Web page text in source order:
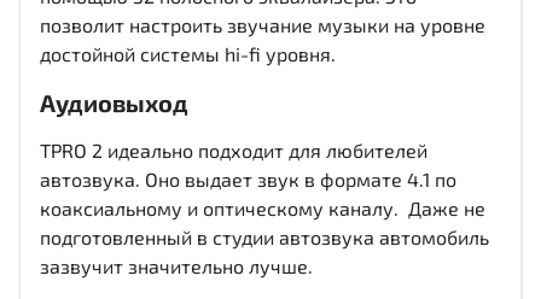
позволит настроить звучание музыки на уровне
достойной системы hi-fi уровня.
Аудиовыход
TPRO 2 идеально подходит для любителей
автозвука. Оно выдает звук в формате 4.1 по
коаксиальному и оптическому каналу. Даже не
подготовленный в студии автозвука автомобиль
зазвучит значительно лучше.